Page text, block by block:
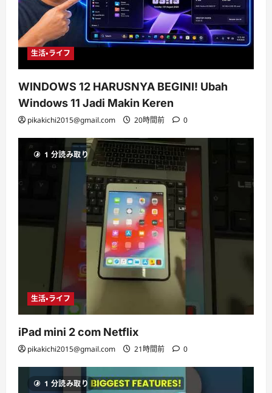
生活・ライフ
WINDOWS 12 HARUSNYA BEGINI! Ubah
Windows 11 Jadi Makin Keren
pikakichi2015@gmail.com 20時間前 0
1 分読み取り
生活・ライフ
iPad mini 2 com Netflix
pikakichi2015@gmail.com 21時間前 0
1 分読み取り